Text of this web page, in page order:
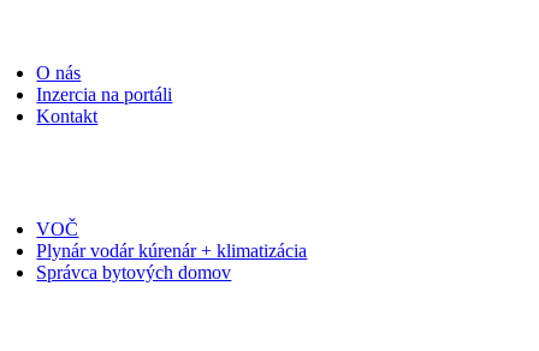
O nás
Inzercia na portáli
Kontakt
VOČ
Plynár vodár kúrenár + klimatizácia
Správca bytových domov